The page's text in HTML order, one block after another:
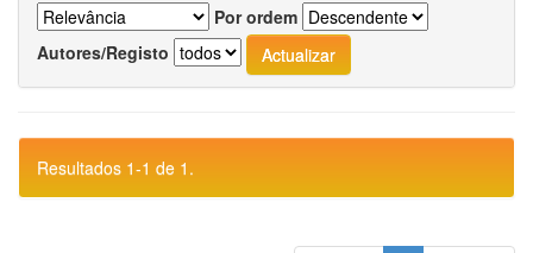
Por ordem
Autores/Registo
Resultados 1-1 de 1.